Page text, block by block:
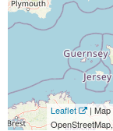
Leaflet
|